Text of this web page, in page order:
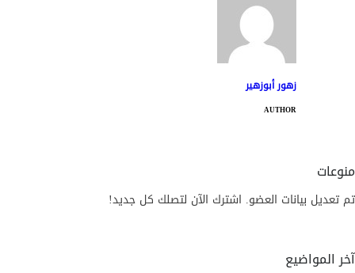
زهور أبوزهير
AUTHOR
منوعات
تم تعديل بيانات العضو. اشترك الآن لتصلك كل جديد!
آخر المواضيع